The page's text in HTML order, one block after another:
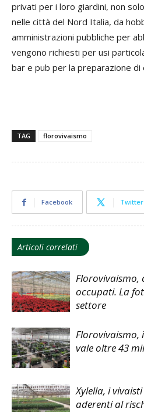
privati per i loro giardini, non
nelle città del Nord Italia, da
amministrazioni pubbliche per
vengono richiesti per usi
bar e pub per la preparazione di
TAG florovivaismo
Facebook Twitter
Articoli correlati
Florovivaismo,
occupati. La
settore
vale oltre 43
Xylella, i
aderenti al